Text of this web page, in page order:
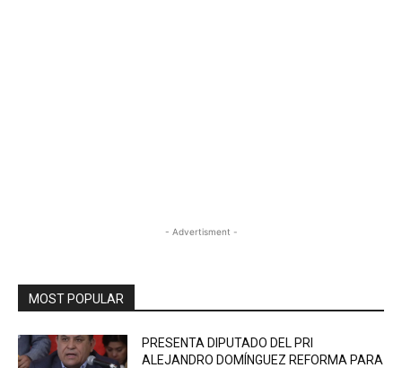
- Advertisment -
MOST POPULAR
PRESENTA DIPUTADO DEL PRI
ALEJANDRO DOMÍNGUEZ REFORMA PARA